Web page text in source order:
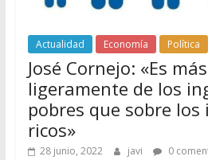
Actualidad Economía Política
José Cornejo: «Es
ligeramente de los
pobres que sobre los
ricos»
28 junio, 2022 javi 0